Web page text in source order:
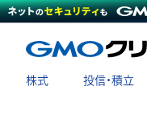
株式 投信・積立